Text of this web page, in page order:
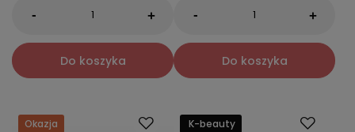
- +
Do koszyka
- +
Do koszyka
Okazja
K-beauty